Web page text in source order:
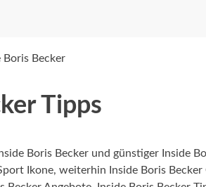
Boris Becker
Tipps
Boris Becker und günstiger Inside
Ikone, weiterhin Inside Boris